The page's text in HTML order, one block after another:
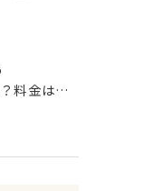
福祉整理とは？料金はどのくらい？